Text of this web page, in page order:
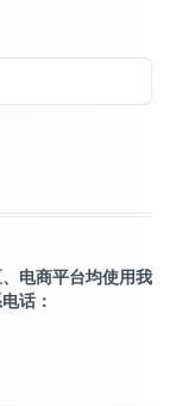
电商平台均使用我
话：